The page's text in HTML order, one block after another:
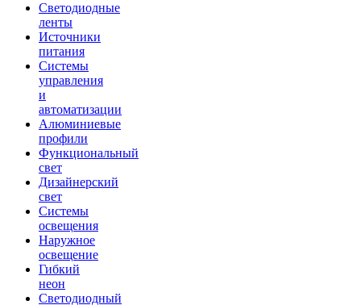
Светодиодные
ленты
Источники
питания
Системы
управления
и
автоматизации
Алюминиевые
профили
Функциональный
свет
Дизайнерский
свет
Системы
освещения
Наружное
освещение
Гибкий
неон
Светодиодный